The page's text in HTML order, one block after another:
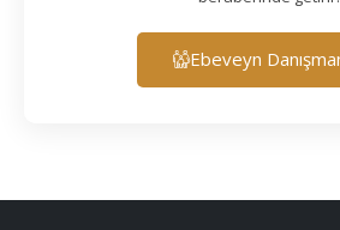
Ebeveyn